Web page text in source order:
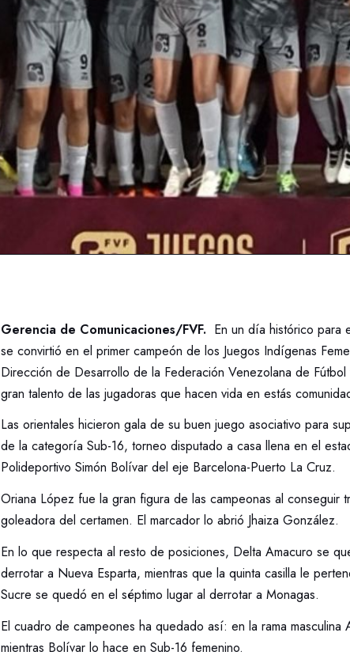
Gerencia de Comunicaciones/FVF. En un día histórico para
se convirtió en el primer campeón de los Juegos Indígenas
Dirección de Desarrollo de la Federación Venezolana de
gran talento de las jugadoras que hacen vida en estás
Las orientales hicieron gala de su buen juego asociativo para
de la categoría Sub-16, torneo disputado a casa llena en el
Polideportivo Simón Bolívar del eje Barcelona-Puerto La Cruz.
Oriana López fue la gran figura de las campeonas al conseguir
goleadora del certamen. El marcador lo abrió Jhaiza González.
En lo que respecta al resto de posiciones, Delta Amacuro se
derrotar a Nueva Esparta, mientras que la quinta casilla le
Sucre se quedó en el séptimo lugar al derrotar a Monagas.
El cuadro de campeones ha quedado así: en la rama
mientras Bolívar lo hace en Sub-16 femenino.